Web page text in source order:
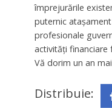
împrejurările
puternic
profesionale
activităţi financiare
Vă dorim un an
Distribuie: